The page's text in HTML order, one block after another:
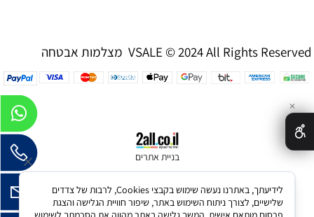
מצלמות אבטחה VSALE © 2024 All Rights Reserved
בניית אתרים
✕
לידיעתך, באתרנו נעשה שימוש בקבצי Cookies, לרבות של צדדים
שלישיים, לצורך ניתוח השימוש באתר, שיפור חוויית הגלישה והצגת